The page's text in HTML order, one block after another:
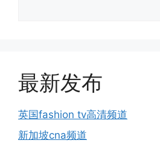
最新发布
英国fashion tv高清频道
新加坡cna频道